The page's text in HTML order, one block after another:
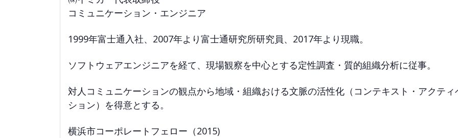
コミュニケーション・エンジニア
1999年富士通入社、2007年より富士通研究所研究員、2017年より現職。
ソフトウェアエンジニアを経て、現場観察を中心とする定性調査・質的組織分析に従事。
対人コミュニケーションの観点から地域・組織おける文脈の活性化（コンテキスト・アクティ
ション）を得意とする。
横浜市コーポレートフェロー（2015)